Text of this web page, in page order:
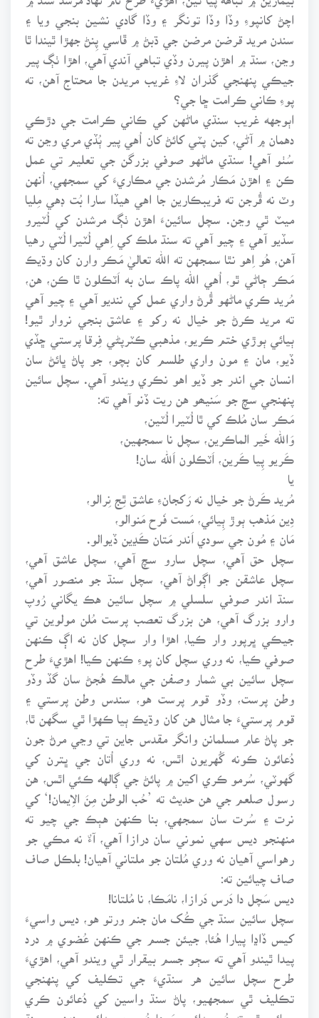
اچڻ کانپوءِ وڏا وڏا تونگر ۽ وڏا گادي نشين بنجي ويا ۽
سندن مريد قرضن مرضن جي ڌبڻ ۾ ڦاسي پِنڻ جهڙا ٿيندا ٿا
وڃن، سنڌ ۾ اهڙن پيرن وڏي تباهي آندي آهي، اهڙا ٺڳ پير
جيڪي پنهنجي گذران لاءِ غريب مريدن جا محتاج آهن، ته
پوءِ ڪاني ڪرامت ڇا جي؟
اٻوجهه غريب سنڌي ماڻهن کي ڪاني ڪرامت جي دڙڪي
دهمان ۾ آڻي، کين پٽي کائڻ کان اُهي پير ٻُڏي مري وڃن ته
سُٺو آهي! سنڌي ماڻهو صوفي بزرگن جي تعليم تي عمل
ڪن ۽ اهڙن مَڪار مُرشدن جي مڪاريءَ کي سمجهي، اُنهن
وٽ نه ڦُرجن ته فريبڪارين جا اهي هيڏا سارا بُت ڊهي مِليا
ميٽ ٿي وڃن. سچل سائينءَ اهڙن ٺڳ مرشدن کي لُٽيرو
سڏيو آهي ۽ چيو آهي ته سنڌ ملڪ کي اِهي لُٽيرا لُٽي رهيا
آهن، هُو اِهو نٿا سمجهن ته الله تعاليٰ مَڪر وارن کان وڌيڪ
مَڪر ڄاڻي ٿو، اُهي الله پاڪ سان به اَٽڪلون ٿا ڪن، هن،
مُريد ڪري ماڻهو ڦُرڻ واري عمل کي ننديو آهي ۽ چيو آهي
ته مريد ڪرڻ جو خيال نه رکو ۽ عاشق بنجي نروار ٿيو!
ٻيائي ٻوڙي ختم ڪريو، مذهبي ڪٽرپڻي فِرقا پرستي ڇڏي
ڏيو، مان ۽ مون واري طلسم کان بچو، جو پاڻ ڀائڻ سان
انسان جي اندر جو ڏيو اهو نڪري ويندو آهي. سچل سائين
پنهنجي سچ جو سَنيھو هن ريت ڏنو آهي ته:
مَڪر سان مُلڪ کي ٿا لُٽيرا لُٽين،
وَالله خَير الماڪرين، سچل نا سمجهين،
ڪَريو پِيا ڪَرين، اَٽڪلون اَلله سان!
يا
مُريد ڪَرڻ جو خيال نه رَکجانءِ عاشق ٿِج نِرالو،
دِين مَذهب ٻوڙ ٻِيائي، مَست فَرح مَنوالو،
مَان ۽ مُون جي سودي اَندر مَتان ڪَڍين ڏيوالو.
سچل حق آهي، سچل سارو سچ آهي، سچل عاشق آهي،
سچل عاشقن جو اڳواڻ آهي، سچل سنڌ جو منصور آهي،
سنڌ اندر صوفي سلسلي ۾ سچل سائين هڪ يگاني رُوپ
وارو بزرگ آهي، هن بزرگ تعصب پرست مُلن مولوين تي
جيڪي ڀرپور وار ڪيا، اهڙا وار سچل کان نه اڳ ڪنهن
صوفي ڪيا، نه وري سچل کان پوءِ ڪنهن ڪيا! اهڙيءَ طرح
سچل سائين بي شمار وصفن جي مالڪ هُجڻ سان گڏ وڏو
وطن پرست، وڏو قوم پرست هو، سندس وطن پرستي ۽
قوم پرستيءَ جا مثال هن کان وڌيڪ ٻيا ڪهڙا ٿي سگهن ٿا،
جو پاڻ عام مسلمانن وانگر مقدس جاين تي وڃي مرڻ جون
دُعائون ڪونه گُهريون اٿس، نه وري اُتان جي ڀترن کي
گهوٽي، سُرمو ڪري اکين ۾ پائڻ جي ڳالهه ڪئي اٿس، هن
رسول صلعم جي هن حديث ته ’حُب الوطن مِنَ الاِيمان!‘ کي
نرت ۽ سُرت سان سمجهي، بنا ڪنهن هٻڪ جي چيو ته
منهنجو ديس سهي نموني سان درازا آهي، آءٌ نه مڪي جو
رهواسي آهيان نه وري مُلتان جو ملتاني آهيان! بلڪل صاف
صاف چيائين ته:
ديس سَچل دا دَرس دَرازا، نامَڪا، نا مُلتانا!
سچل سائين سنڌ جي ڪُک مان جنم ورتو هو، ديس واسيءَ
کيس ڏاڍا پيارا هُئا، جيئن جسم جي ڪنهن عُضوي ۾ درد
پيدا ٿيندو آهي ته سڄو جسم بيقرار ٿي ويندو آهي، اهڙيءَ
طرح سچل سائين هر سنڌيءَ جي تڪليف کي پنهنجي
تڪليف ٿي سمجهيو، پاڻ سنڌ واسين کي دُعائون ڪري
چيائين ٿي ته هُو سدائين سَرها هُجن ۽ سدائين پنهنجي سنڌ